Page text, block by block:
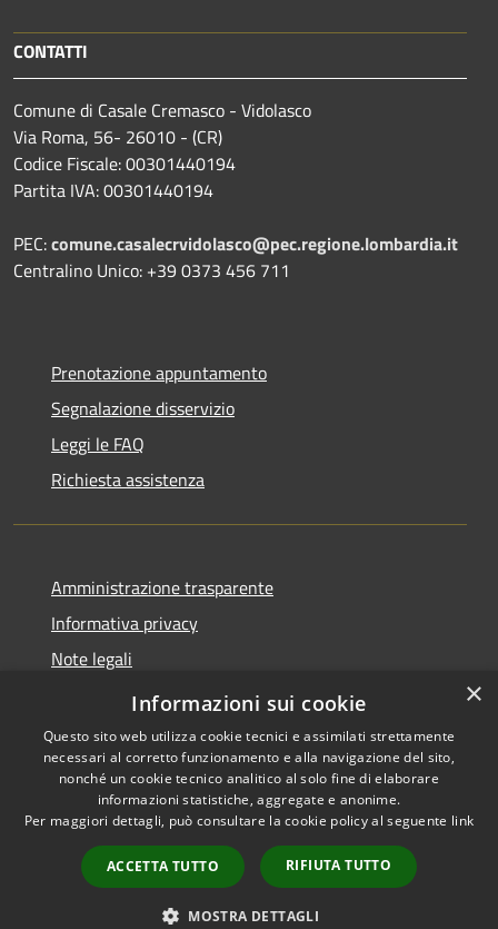
CONTATTI
Comune di Casale Cremasco - Vidolasco
Via Roma, 56- 26010 - (CR)
Codice Fiscale: 00301440194
Partita IVA: 00301440194
PEC:comune.casalecrvidolasco@pec.regione.lombardia.it
Centralino Unico: +39 0373 456 711
Prenotazione appuntamento
Segnalazione disservizio
Leggi le FAQ
Richiesta assistenza
Amministrazione trasparente
Informativa privacy
Note legali
Dichiarazione di accessibilità
Accessibilità
Copyright © 2026 • Comune di
Casale Cremasco-Vidolasco •
Powered byMunicipium
Accesso redazione
×
Informazioni sui cookie
Questo sito web utilizza cookie tecnici e assimilati strettamente
necessari al corretto funzionamento e alla navigazione del sito,
nonché un cookie tecnico analitico al solo fine di elaborare
informazioni statistiche, aggregate e anonime.
Per maggiori dettagli, può consultare la cookie policy al seguente link
ACCETTA TUTTO RIFIUTA TUTTO
MOSTRA DETTAGLI